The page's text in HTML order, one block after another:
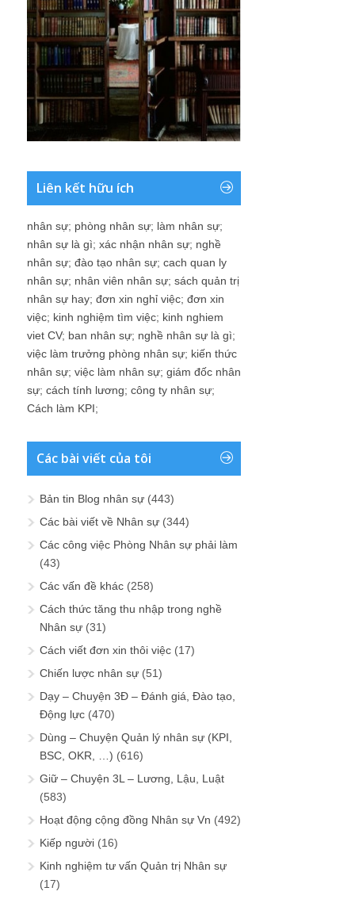
Liên kết hữu ích
nhân sự; phòng nhân sự; làm nhân sự;
nhân sự là gì; xác nhận nhân sự; nghề
nhân sự; đào tạo nhân sự; cach quan ly
nhân sự; nhân viên nhân sự; sách quản trị
nhân sự hay; đơn xin nghỉ việc; đơn xin
việc; kinh nghiệm tìm việc; kinh nghiem
viet CV; ban nhân sự; nghề nhân sự là gì;
việc làm trưởng phòng nhân sự; kiến thức
nhân sự; việc làm nhân sự; giám đốc nhân
sự; cách tính lương; công ty nhân sự;
Cách làm KPI;
Các bài viết của tôi
Bản tin Blog nhân sự (443)
Các bài viết về Nhân sự (344)
Các công việc Phòng Nhân sự phải làm
(43)
Các vấn đề khác (258)
Cách thức tăng thu nhập trong nghề
Nhân sự (31)
Cách viết đơn xin thôi việc (17)
Chiến lược nhân sự (51)
Dạy – Chuyện 3Đ – Đánh giá, Đào tạo,
Động lực (470)
Dùng – Chuyện Quản lý nhân sự (KPI,
BSC, OKR, …) (616)
Giữ – Chuyện 3L – Lương, Lậu, Luật
(583)
Hoạt động cộng đồng Nhân sự Vn (492)
Kiếp người (16)
Kinh nghiệm tư vấn Quản trị Nhân sự
(17)